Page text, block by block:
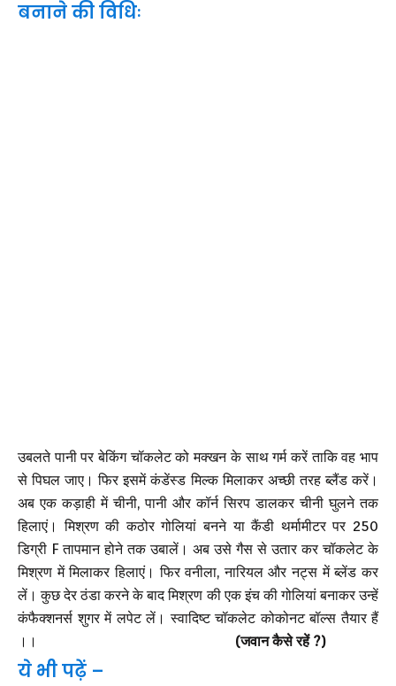
बनाने की विधिः
उबलते पानी पर बेकिंग चॉकलेट को मक्खन के साथ गर्म करें ताकि वह भाप
से पिघल जाए। फिर इसमें कंडेंस्ड मिल्क मिलाकर अच्छी तरह ब्लैंड करें।
अब एक कड़ाही में चीनी, पानी और कॉर्न सिरप डालकर चीनी घुलने तक
हिलाएं। मिश्रण की कठोर गोलियां बनने या कैंडी थर्मामीटर पर 250
डिग्री F तापमान होने तक उबालें। अब उसे गैस से उतार कर चॉकलेट के
मिश्रण में मिलाकर हिलाएं। फिर वनीला, नारियल और नट्स में ब्लेंड कर
लें। कुछ देर ठंडा करने के बाद मिश्रण की एक इंच की गोलियां बनाकर उन्हें
कंफैक्शनर्स शुगर में लपेट लें। स्वादिष्ट चॉकलेट कोकोनट बॉल्स तैयार हैं
।।
(जवान कैसे रहें ?)
ये भी पढ़ें –